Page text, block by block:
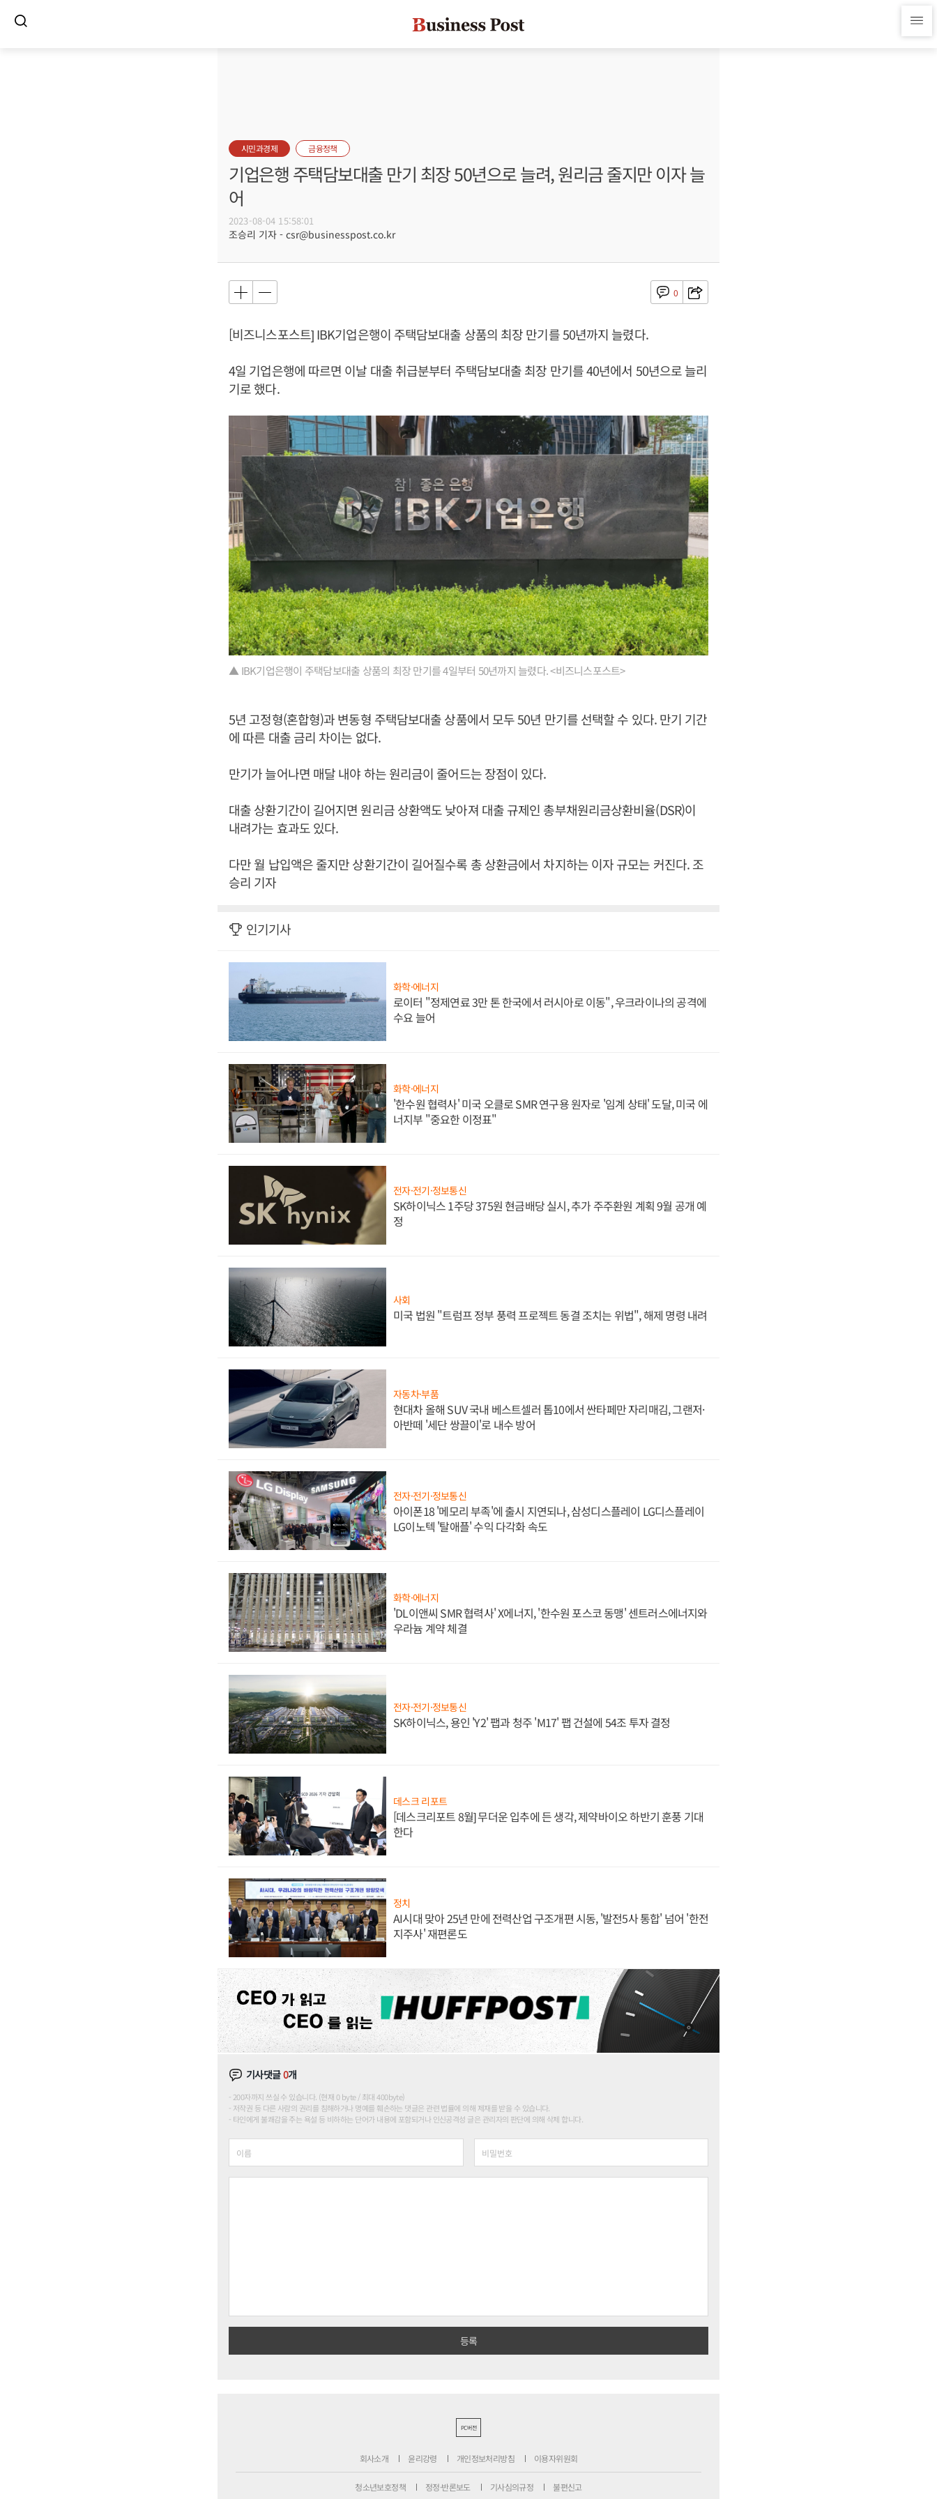
시민과경제 금융정책
기업은행 주택담보대출 만기 최장 50년으로 늘려, 원리금 줄지만 이자 늘
어
2023-08-04 15:58:01
조승리 기자 - csr@businesspost.co.kr
0
[비즈니스포스트] IBK기업은행이 주택담보대출 상품의 최장 만기를 50년까지 늘렸다.
4일 기업은행에 따르면 이날 대출 취급분부터 주택담보대출 최장 만기를 40년에서 50년으로 늘리
기로 했다.
▲ IBK기업은행이 주택담보대출 상품의 최장 만기를 4일부터 50년까지 늘렸다. <비즈니스포스트>
5년 고정형(혼합형)과 변동형 주택담보대출 상품에서 모두 50년 만기를 선택할 수 있다. 만기 기간
에 따른 대출 금리 차이는 없다.
만기가 늘어나면 매달 내야 하는 원리금이 줄어드는 장점이 있다.
대출 상환기간이 길어지면 원리금 상환액도 낮아져 대출 규제인 총부채원리금상환비율(DSR)이
내려가는 효과도 있다.
다만 월 납입액은 줄지만 상환기간이 길어질수록 총 상환금에서 차지하는 이자 규모는 커진다. 조
승리 기자
인기기사
화학·에너지
로이터 "정제연료 3만 톤 한국에서 러시아로 이동", 우크라이나의 공격에
수요 늘어
화학·에너지
'한수원 협력사' 미국 오클로 SMR 연구용 원자로 '임계 상태' 도달, 미국 에
너지부 "중요한 이정표"
전자·전기·정보통신
SK하이닉스 1주당 375원 현금배당 실시, 추가 주주환원 계획 9월 공개 예
정
사회
미국 법원 "트럼프 정부 풍력 프로젝트 동결 조치는 위법", 해제 명령 내려
자동차·부품
현대차 올해 SUV 국내 베스트셀러 톱10에서 싼타페만 자리매김, 그랜저·
아반떼 '세단 쌍끌이'로 내수 방어
전자·전기·정보통신
아이폰18 '메모리 부족'에 출시 지연되나, 삼성디스플레이 LG디스플레이
LG이노텍 '탈애플' 수익 다각화 속도
화학·에너지
'DL이앤씨 SMR 협력사' X에너지, '한수원 포스코 동맹' 센트러스에너지와
우라늄 계약 체결
전자·전기·정보통신
SK하이닉스, 용인 'Y2' 팹과 청주 'M17' 팹 건설에 54조 투자 결정
데스크 리포트
[데스크리포트 8월] 무더운 입추에 든 생각, 제약바이오 하반기 훈풍 기대
한다
정치
AI시대 맞아 25년 만에 전력산업 구조개편 시동, '발전5사 통합' 넘어 '한전
지주사' 재편론도
기사댓글0개
200자까지 쓰실 수 있습니다. (현재 0 byte / 최대 400byte)
저작권 등 다른 사람의 권리를 침해하거나 명예를 훼손하는 댓글은 관련 법률에 의해 제재를 받을 수 있습니다.
타인에게 불쾌감을 주는 욕설 등 비하하는 단어가 내용에 포함되거나 인신공격성 글은 관리자의 판단에 의해 삭제 합니다.
PC버전
회사소개 윤리강령 개인정보처리방침 이용자위원회
청소년보호정책 정정·반론보도 기사심의규정 불편신고